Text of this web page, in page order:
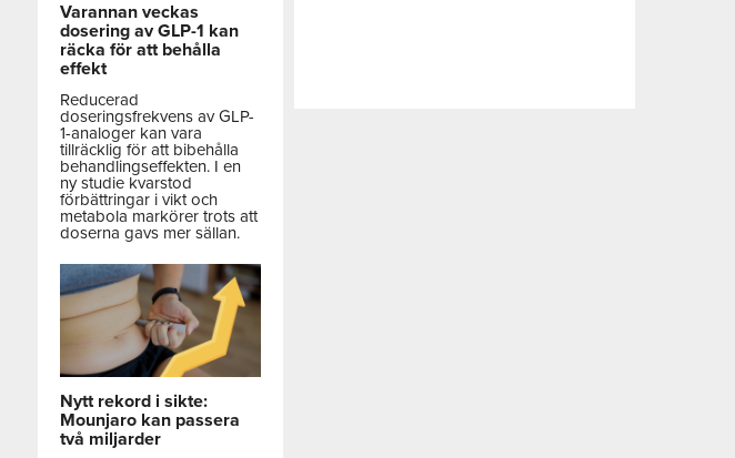
Varannan veckas
dosering av GLP-1 kan
räcka för att behålla
effekt
Reducerad
doseringsfrekvens av GLP-
1-analoger kan vara
tillräcklig för att bibehålla
behandlingseffekten. I en
ny studie kvarstod
förbättringar i vikt och
metabola markörer trots att
doserna gavs mer sällan.
Nytt rekord i sikte:
Mounjaro kan passera
två miljarder